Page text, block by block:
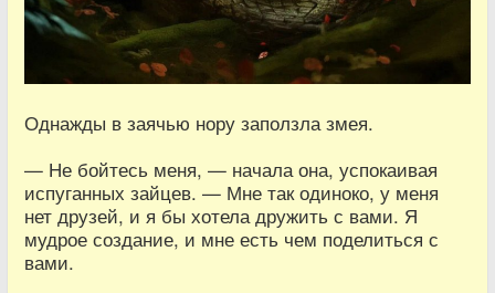
Однажды в заячью нору заползла змея.
— Не бойтесь меня, — начала она, успокаивая
испуганных зайцев. — Мне так одиноко, у меня
нет друзей, и я бы хотела дружить с вами. Я
мудрое создание, и мне есть чем поделиться с
вами.